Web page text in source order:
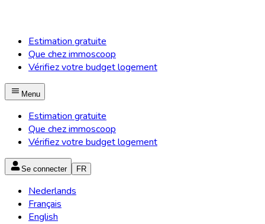
Estimation gratuite
Que chez immoscoop
Vérifiez votre budget logement
Menu
Estimation gratuite
Que chez immoscoop
Vérifiez votre budget logement
Se connecter FR
Nederlands
Français
English